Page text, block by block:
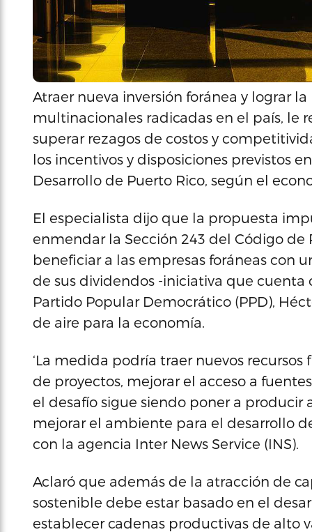
Atraer nueva inversión foránea y lograr
multinacionales radicadas en el país, le
superar rezagos de costos y
los incentivos y disposiciones previstos
Desarrollo de Puerto Rico, según el
El especialista dijo que la propuesta
enmendar la Sección 243 del Código de
beneficiar a las empresas foráneas con
de sus dividendos -iniciativa que
Partido Popular Democrático (PPD),
de aire para la economía.
‘La medida podría traer nuevos
de proyectos, mejorar el acceso a
el desafío sigue siendo poner a producir
mejorar el ambiente para el desarrollo
con la agencia Inter News Service (INS).
Aclaró que además de la atracción de
sostenible debe estar basado en el
establecer cadenas productivas de alto